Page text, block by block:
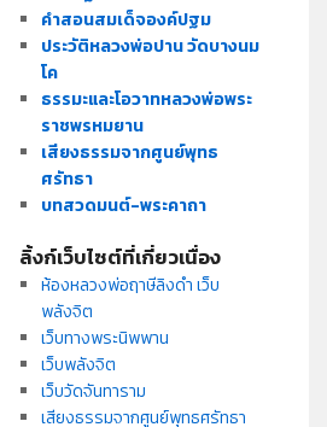
คำสอนสมเด็จองค์ปฐม
ประวัติหลวงพ่อปาน วัดบางนม
โค
ธรรมะและโอวาทหลวงพ่อพระ
ราชพรหมยาน
เสียงธรรมจากศูนย์พุทธ
ศรัทธา
บทสวดมนต์-พระคาถา
ลิ้งก์เว็บไซต์ที่เกี่ยวเนื่อง
ห้องหลวงพ่อฤาษีลิงดำ เว็บ
พลังจิต
เว็บทางพระนิพพาน
เว็บพลังจิต
เว็บวัดจันทาราม
เสียงธรรมจากศูนย์พุทธศรัทธา